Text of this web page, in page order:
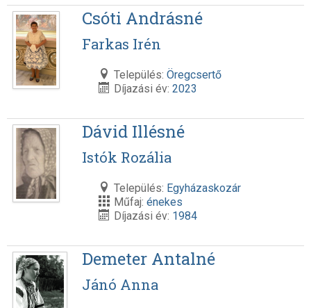
Csóti Andrásné
Farkas Irén
Település: Öregcsertő
Díjazási év: 2023
Dávid Illésné
Istók Rozália
Település: Egyházaskozár
Műfaj: énekes
Díjazási év: 1984
Demeter Antalné
Jánó Anna